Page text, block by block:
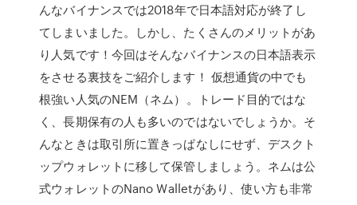
んなバイナンスでは2018年で日本語対応が終了し
てしまいました。しかし、たくさんのメリットがあ
り人気です！今回はそんなバイナンスの日本語表示
をさせる裏技をご紹介します！ 仮想通貨の中でも
根強い人気のNEM（ネム）。トレード目的ではな
く、長期保有の人も多いのではないでしょうか。そ
んなときは取引所に置きっぱなしにせず、デスクト
ップウォレットに移して保管しましょう。ネムは公
式ウォレットのNano Walletがあり、使い方も非常